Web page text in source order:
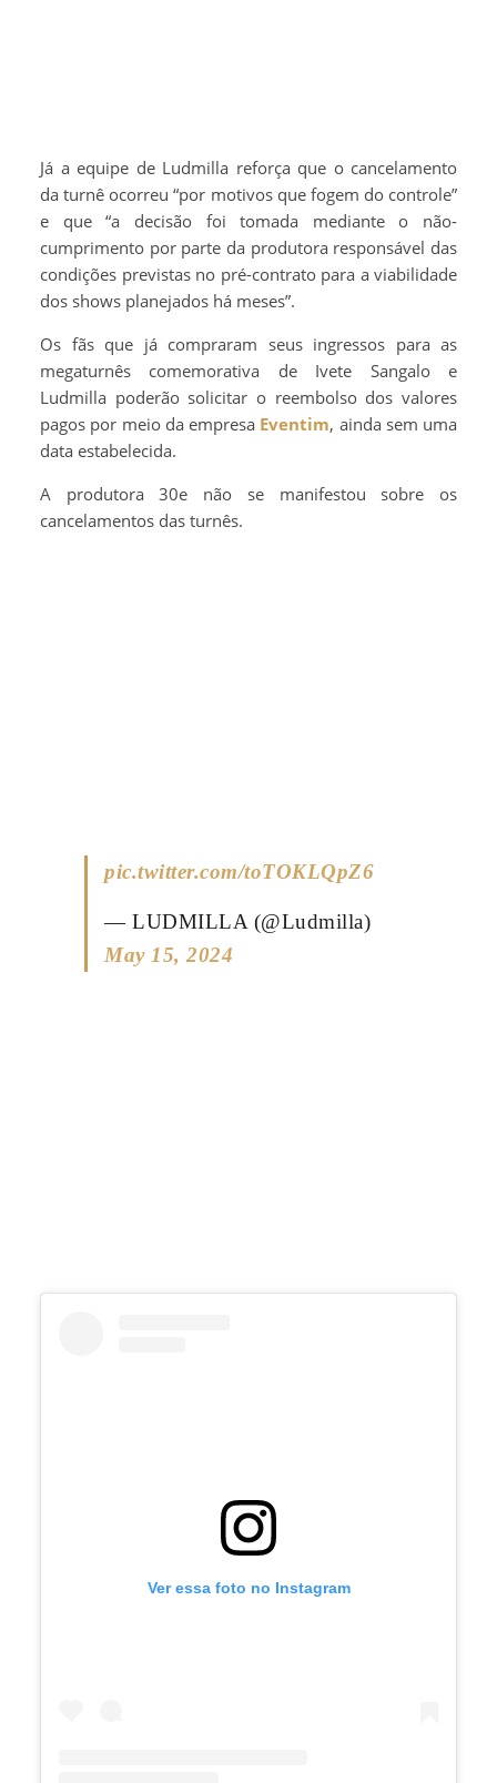
Já a equipe de Ludmilla reforça que o cancelamento
da turnê ocorreu “por motivos que fogem do controle”
e que “a decisão foi tomada mediante o não-
cumprimento por parte da produtora responsável das
condições previstas no pré-contrato para a viabilidade
dos shows planejados há meses”.
Os fãs que já compraram seus ingressos para as
megaturnês comemorativa de Ivete Sangalo e
Ludmilla poderão solicitar o reembolso dos valores
pagos por meio da empresa Eventim, ainda sem uma
data estabelecida.
A produtora 30e não se manifestou sobre os
cancelamentos das turnês.
pic.twitter.com/toTOKLQpZ6
— LUDMILLA (@Ludmilla)
May 15, 2024
Ver essa foto no Instagram